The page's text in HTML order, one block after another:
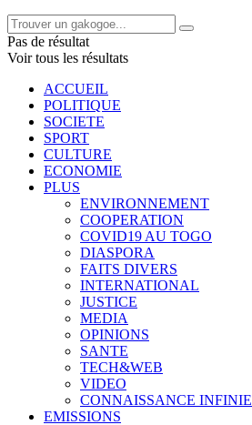
Pas de résultat
Voir tous les résultats
ACCUEIL
POLITIQUE
SOCIETE
SPORT
CULTURE
ECONOMIE
PLUS
ENVIRONNEMENT
COOPERATION
COVID19 AU TOGO
DIASPORA
FAITS DIVERS
INTERNATIONAL
JUSTICE
MEDIA
OPINIONS
SANTE
TECH&WEB
VIDEO
CONNAISSANCE INFINIE
EMISSIONS